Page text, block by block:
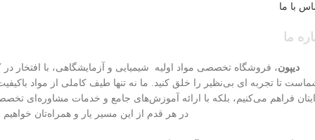
با ما
ما
دیپون، فروشگاه تخصصی مواد اولیه شیمیایی و آزمایشگاهی، با افتخار در
تا تجربه ای بی‌نظیر را خلق کنید. ما نه تنها طیف کاملی از مواد
فراهم می‌کنیم، بلکه با ارائه آموزش‌های جامع و خدمات مشاوره‌ای
در هر قدم از این مسیر یار و همراه‌تان خواهیم